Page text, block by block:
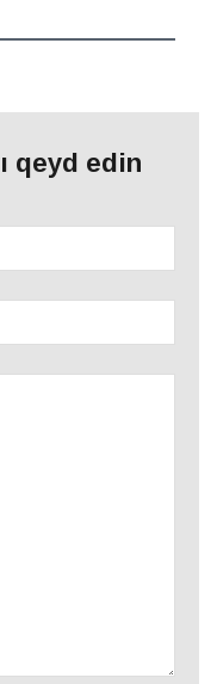
qeyd edin